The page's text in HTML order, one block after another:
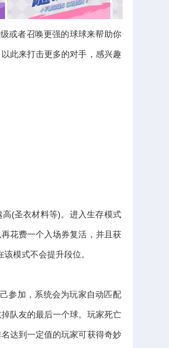
或者召唤更强的球球来帮助你
此来打击更多的对手，感兴趣
(圣衣材料等)。进入生存模式
花费一个入场券复活，并且获
模式不会提升段位。
参加，系统会为玩家自动匹配
队友的最后一个球。玩家死亡
达到一定值的玩家可获得奇妙